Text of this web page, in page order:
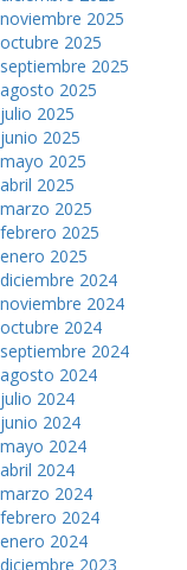
noviembre 2025
octubre 2025
septiembre 2025
agosto 2025
julio 2025
junio 2025
mayo 2025
abril 2025
marzo 2025
febrero 2025
enero 2025
diciembre 2024
noviembre 2024
octubre 2024
septiembre 2024
agosto 2024
julio 2024
junio 2024
mayo 2024
abril 2024
marzo 2024
febrero 2024
enero 2024
diciembre 2023